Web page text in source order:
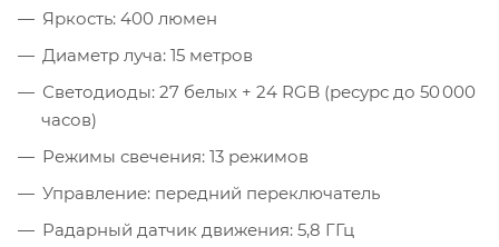
Яркость: 400 люмен
Диаметр луча: 15 метров
Светодиоды: 27 белых + 24 RGB (ресурс до 50 000
часов)
Режимы свечения: 13 режимов
Управление: передний переключатель
Радарный датчик движения: 5,8 ГГц